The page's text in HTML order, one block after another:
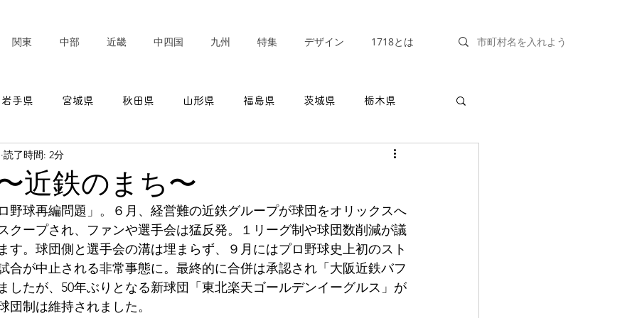
関東 中部 近畿 中四国 九州 特集 デザイン 1718とは
岩手県 宮城県 秋田県 山形県 福島県 茨城県 栃木県
東京都 山梨県
愛知県 三重県 滋賀県 京都府 大阪府 兵庫県 奈良県
近鉄のまち〜
読了時間: 2分
野球再編問題」。６月、経営難の近鉄グループが球団をオリックスへ
クープされ、ファンや選手会は猛反発。１リーグ制や球団数削減が議
す。球団側と選手会の溝は埋まらず、９月にはプロ野球史上初のスト
合が中止される非常事態に。最終的に合併は承認され「大阪近鉄バフ
したが、50年ぶりとなる新球団「東北楽天ゴールデンイーグルス」が
団制は維持されました。